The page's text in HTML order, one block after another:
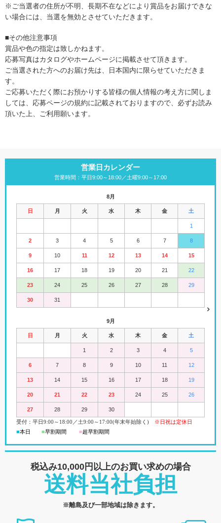
※ご当選者の住所が不明、長期不在などにより賞品をお届けできな
い場合には、当選を無効とさせていただきます。
■その他注意事項
賞品や色の指定は致しかねます。
応募写真はカタログやホームページに掲載させて頂きます。
ご当選された方へのお届け先は、日本国内に限らせていただきま
す。
ご応募いただく際にお預かりする皆様の個人情報の考え方に関しま
しては、応募ページの規約に記載されておりますので、必ずお読み
頂いた上、ご利用願います。
営業日カレンダー
営業時間：平日9:00～18:00／土曜9:00～17:00
8月
日 月 火 水 木 金 土
1
2 3 4 5 6 7 8
9 10 11 12 13 14 15
16 17 18 19 20 21 22
23 24 25 26 27 28 29
30 31
9月
日 月 火 水 木 金 土
1 2 3 4 5
6 7 8 9 10 11 12
13 14 15 16 17 18 19
20 21 22 23 24 25 26
27 28 29 30
受付：平日9:00 ～18:00 ／ 土9:00 ～ 17:00(年末年始除く) ※日祝は定休日
■本日 ■早割期間 ■超早割期間
税込み10,000円以上のお買い求めの場合
送料当社負担
※離島及び一部地域は除きます。